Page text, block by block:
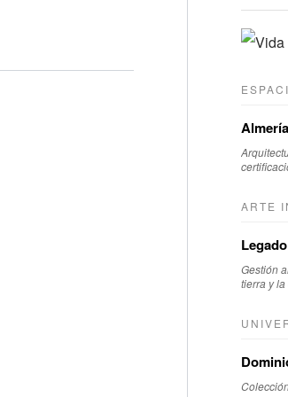
ARTE
Gestión
tierra y